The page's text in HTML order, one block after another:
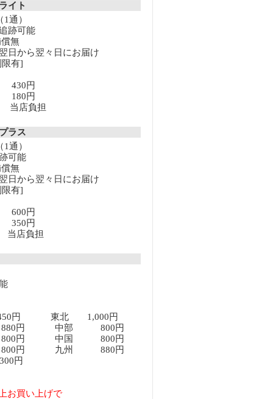
イト
通）
跡可能
無
日から翌々日にお届け
有]
430円
180円
当店負担
ラス
通）
可能
無
日から翌々日にお届け
有]
600円
350円
当店負担
円 東北 1,000円
円 中部 800円
円 中国 800円
円 九州 880円
円
お買い上げで